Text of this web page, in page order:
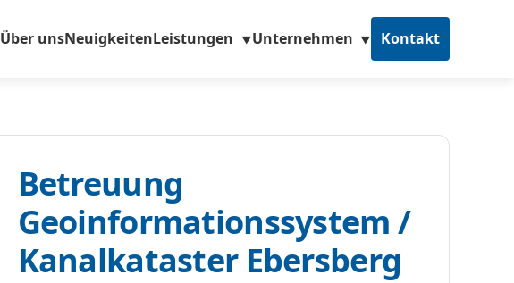
Über unsNeuigkeitenLeistungen ▼Unternehmen ▼ Kontakt
Betreuung
Geoinformationssystem /
Kanalkataster Ebersberg